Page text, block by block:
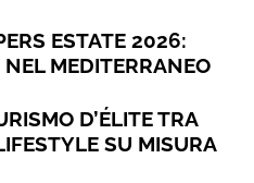
ESTATE 2026:
MEDITERRANEO
D’ÉLITE TRA
SU MISURA